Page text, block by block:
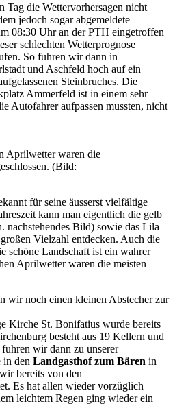
Tag die Wettervorhersagen nicht
jedoch sogar abgemeldete
08:30 Uhr an der PTH eingetroffen
schlechten Wetterprognose
So fuhren wir dann in
und Aschfeld hoch auf ein
Steinbruches. Die
Ammerfeld ist in einem sehr
Autofahrer aufpassen mussten, nicht
Aprilwetter waren die
(Bild:
für seine äusserst vielfältige
kann man eigentlich die gelb
nachstehendes Bild) sowie das Lila
Vielzahl entdecken. Auch die
schöne Landschaft ist ein wahrer
Aprilwetter waren die meisten
wir noch einen kleinen Abstecher zur
Kirche St. Bonifatius wurde bereits
besteht aus 19 Kellern und
wir dann zu unserer
in den Landgasthof zum Bären in
bereits von den
Es hat allen wieder vorzüglich
leichtem Regen ging wieder ein